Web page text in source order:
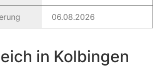
06.08.2026
in Kolbingen